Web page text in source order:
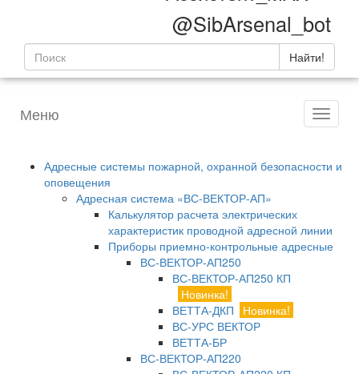
@SibArsenal_bot
Найти!
Меню
Адресные системы пожарной, охранной безопасности и
оповещения
Адресная система «ВС-ВЕКТОР-АП»
Калькулятор расчета электрических
характеристик проводной адресной линии
Приборы приемно-контрольные адресные
ВС-ВЕКТОР-АП250
ВС-ВЕКТОР-АП250 КП
Новинка!
ВЕТТА-ДКП
Новинка!
ВС-УРС ВЕКТОР
ВЕТТА-БР
ВС-ВЕКТОР-АП220